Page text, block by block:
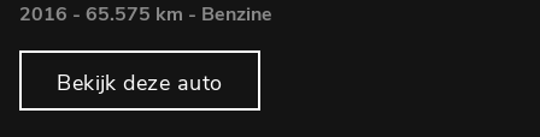
2016 - 65.575 km - Benzine
Bekijk deze auto